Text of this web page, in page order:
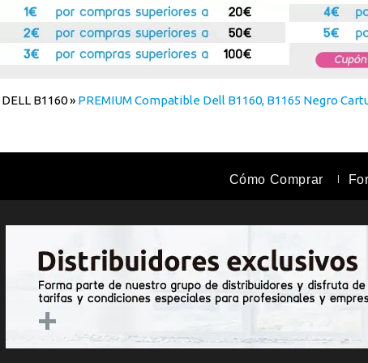
DELL B1160» PREMIUM Compatible Dell B1160, B1165 Negro
Cómo Comprar